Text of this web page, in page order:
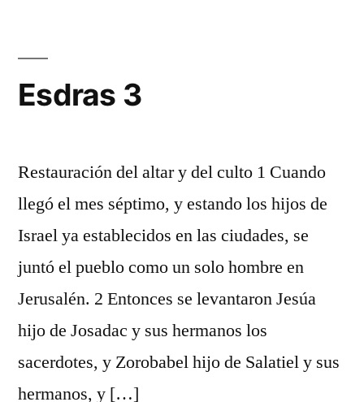
Esdras 3
Restauración del altar y del culto 1 Cuando
llegó el mes séptimo, y estando los hijos de
Israel ya establecidos en las ciudades, se
juntó el pueblo como un solo hombre en
Jerusalén. 2 Entonces se levantaron Jesúa
hijo de Josadac y sus hermanos los
sacerdotes, y Zorobabel hijo de Salatiel y sus
hermanos, y […]